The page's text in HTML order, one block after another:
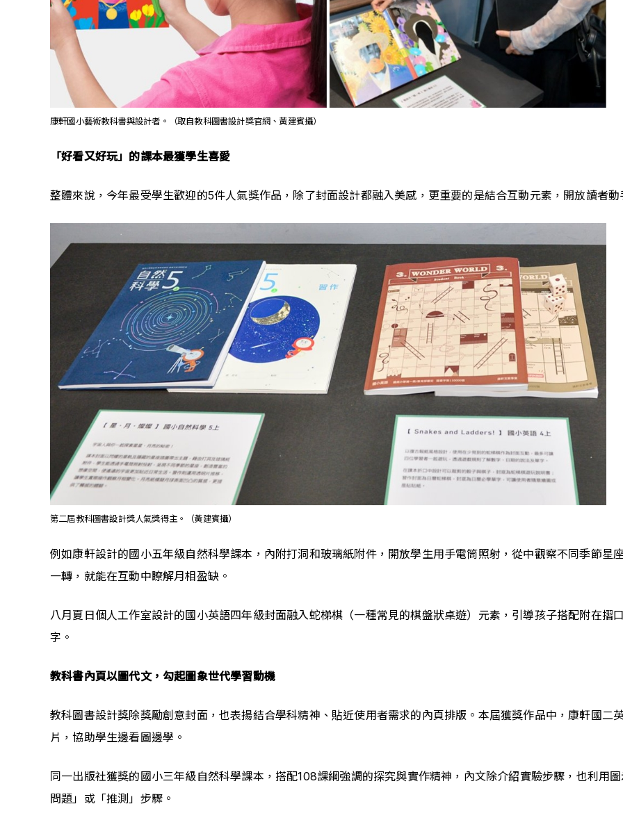
康軒國小藝術教科書與設計者。（取自教科圖書設計獎官網、黃建賓攝）
「好看又好玩」的課本最獲學生喜愛
整體來說，今年最受學生歡迎的5件人氣獎作品，除了封面設計都融入美感，更重要的是結合互動元素，開放讀者動
第二屆教科圖書設計獎人氣獎得主。（黃建賓攝）
例如康軒設計的國小五年級自然科學課本，內附打洞和玻璃紙附件，開放學生用手電筒照射，從中觀察不同季節星
一轉，就能在互動中瞭解月相盈缺。
八月夏日個人工作室設計的國小英語四年級封面融入蛇梯棋（一種常見的棋盤狀桌遊）元素，引導孩子搭配附在摺
字。
教科書內頁以圖代文，勾起圖象世代學習動機
教科圖書設計獎除獎勵創意封面，也表揚結合學科精神、貼近使用者需求的內頁排版。本屆獲獎作品中，康軒國二
片，協助學生邊看圖邊學。
同一出版社獲獎的國小三年級自然科學課本，搭配108課綱強調的探究與實作精神，內文除介紹實驗步驟，也利用
問題」或「推測」步驟。